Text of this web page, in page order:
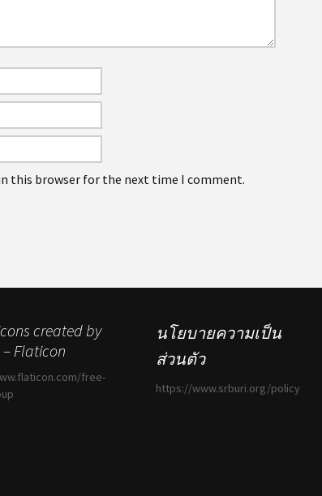
this browser for the next time I comment.
created by
– Flaticon
free-
นโยบายความเป็น
ส่วนตัว
https://www.srburi.org/policy